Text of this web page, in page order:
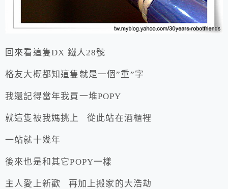
回來看這隻DX 鐵人28號
格友大概都知這隻就是一個”重”字
我還記得當年我買一堆POPY
就這隻被我媽挑上 從此站在酒櫃裡
一站就十幾年
後來也是和其它POPY一樣
主人愛上新歡 再加上搬家的大浩劫